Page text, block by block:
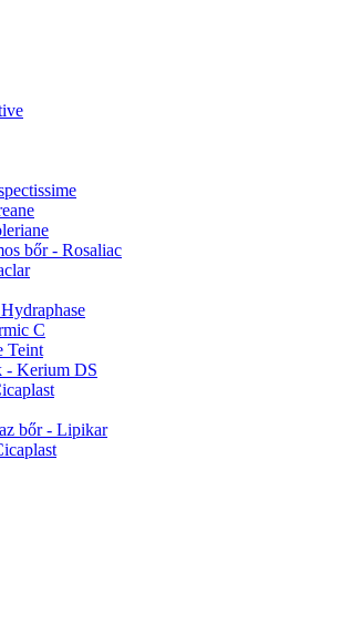
bőr - Rosaliac
C
Teint
- Kerium DS
bőr - Lipikar